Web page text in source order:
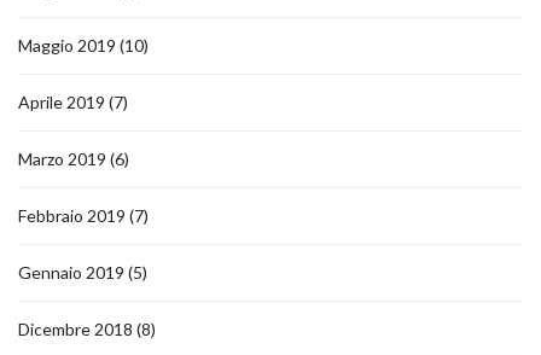
Maggio 2019 (10)
Aprile 2019 (7)
Marzo 2019 (6)
Febbraio 2019 (7)
Gennaio 2019 (5)
Dicembre 2018 (8)